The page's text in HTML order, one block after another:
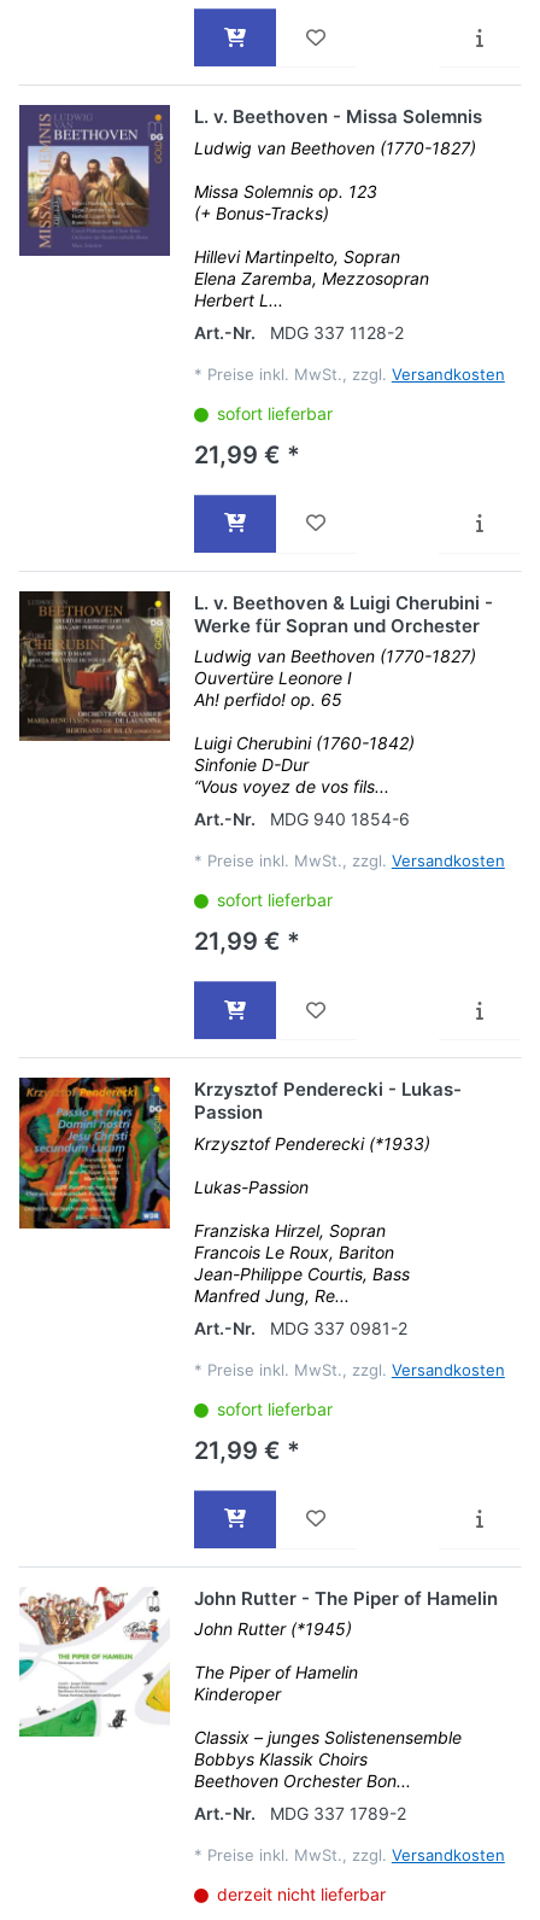
L. v. Beethoven - Missa Solemnis
Ludwig van Beethoven (1770-1827)
Missa Solemnis op. 123
(+ Bonus-Tracks)
Hillevi Martinpelto, Sopran
Elena Zaremba, Mezzosopran
Herbert L...
Art.-Nr.
MDG 337 1128-2
* Preise inkl. MwSt., zzgl. Versandkosten
sofort lieferbar
21,99 € *
L. v. Beethoven & Luigi Cherubini -
Werke für Sopran und Orchester
Ludwig van Beethoven (1770-1827)
Ouvertüre Leonore I
Ah! perfido! op. 65
Luigi Cherubini (1760-1842)
Sinfonie D-Dur
“Vous voyez de vos fils...
Art.-Nr.
MDG 940 1854-6
* Preise inkl. MwSt., zzgl. Versandkosten
sofort lieferbar
21,99 € *
Krzysztof Penderecki - Lukas-
Passion
Krzysztof Penderecki (*1933)
Lukas-Passion
Franziska Hirzel, Sopran
Francois Le Roux, Bariton
Jean-Philippe Courtis, Bass
Manfred Jung, Re...
Art.-Nr.
MDG 337 0981-2
* Preise inkl. MwSt., zzgl. Versandkosten
sofort lieferbar
21,99 € *
John Rutter - The Piper of Hamelin
John Rutter (*1945)
The Piper of Hamelin
Kinderoper
Classix – junges Solistenensemble
Bobbys Klassik Choirs
Beethoven Orchester Bon...
Art.-Nr.
MDG 337 1789-2
* Preise inkl. MwSt., zzgl. Versandkosten
derzeit nicht lieferbar